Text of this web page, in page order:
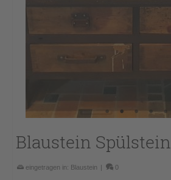
Blaustein Spülstein
eingetragen in: Blaustein | 0